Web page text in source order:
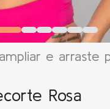
e arraste
Rosa